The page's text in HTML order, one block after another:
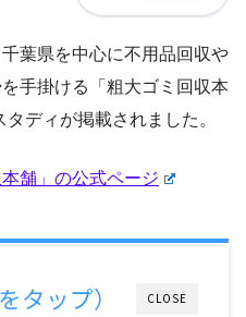
葉県を中心に不用品回収や
手掛ける「粗大ゴミ回収本
ディが掲載されました。
舗」の公式ページ
CLOSE
タップ）